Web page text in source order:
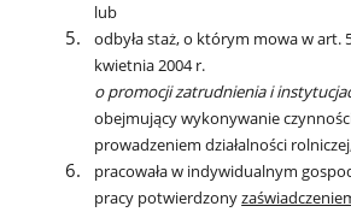
lub
odbyła staż, o którym mowa w art.
kwietnia 2004 r.
o promocji zatrudnienia i
obejmujący wykonywanie
prowadzeniem działalności
pracowała w indywidualnym
pracy potwierdzony